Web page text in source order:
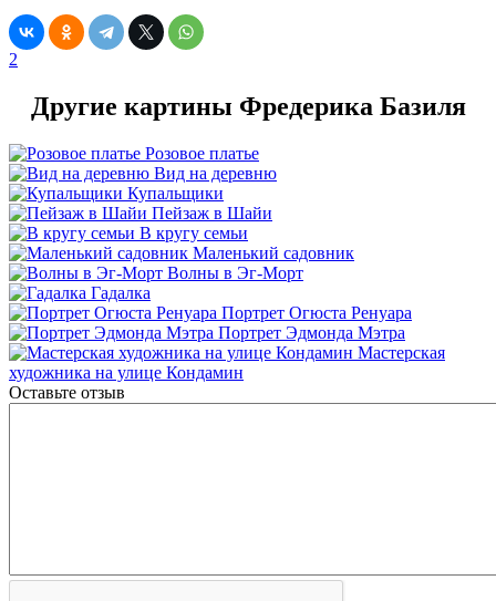
2
Другие картины Фредерика Базиля
Розовое платье
Вид на деревню
Купальщики
Пейзаж в Шайи
В кругу семьи
Маленький садовник
Волны в Эг-Морт
Гадалка
Портрет Огюста Ренуара
Портрет Эдмонда Мэтра
Мастерская
художника на улице Кондамин
Оставьте отзыв